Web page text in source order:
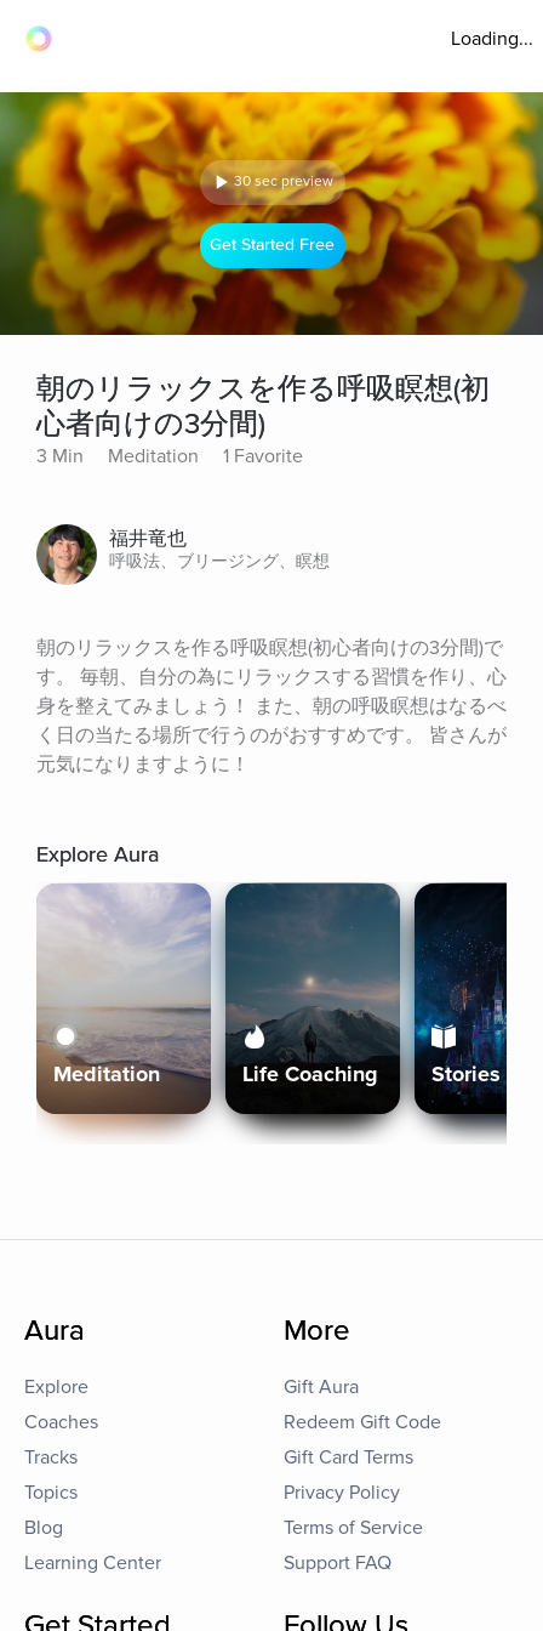
Loading...
30 sec preview
Get Started Free
朝のリラックスを作る呼吸瞑想(初
心者向けの3分間)
3 Min Meditation 1 Favorite
福井竜也
呼吸法、ブリージング、瞑想
朝のリラックスを作る呼吸瞑想(初心者向けの3分間)で
す。 毎朝、自分の為にリラックスする習慣を作り、心
身を整えてみましょう！ また、朝の呼吸瞑想はなるべ
く日の当たる場所で行うのがおすすめです。 皆さんが
元気になりますように！
Explore Aura
Meditation Life Coaching Stories
Aura
Explore
Coaches
Tracks
Topics
Blog
Learning Center
More
Gift Aura
Redeem Gift Code
Gift Card Terms
Privacy Policy
Terms of Service
Support FAQ